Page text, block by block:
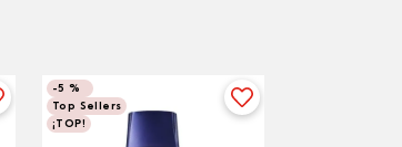
-5 %
Top Sellers
¡TOP!